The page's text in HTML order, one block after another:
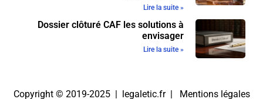
Lire la suite »
Dossier clôturé CAF les solutions à
envisager
Lire la suite »
Copyright © 2019-2025 | legaletic.fr | Mentions légales